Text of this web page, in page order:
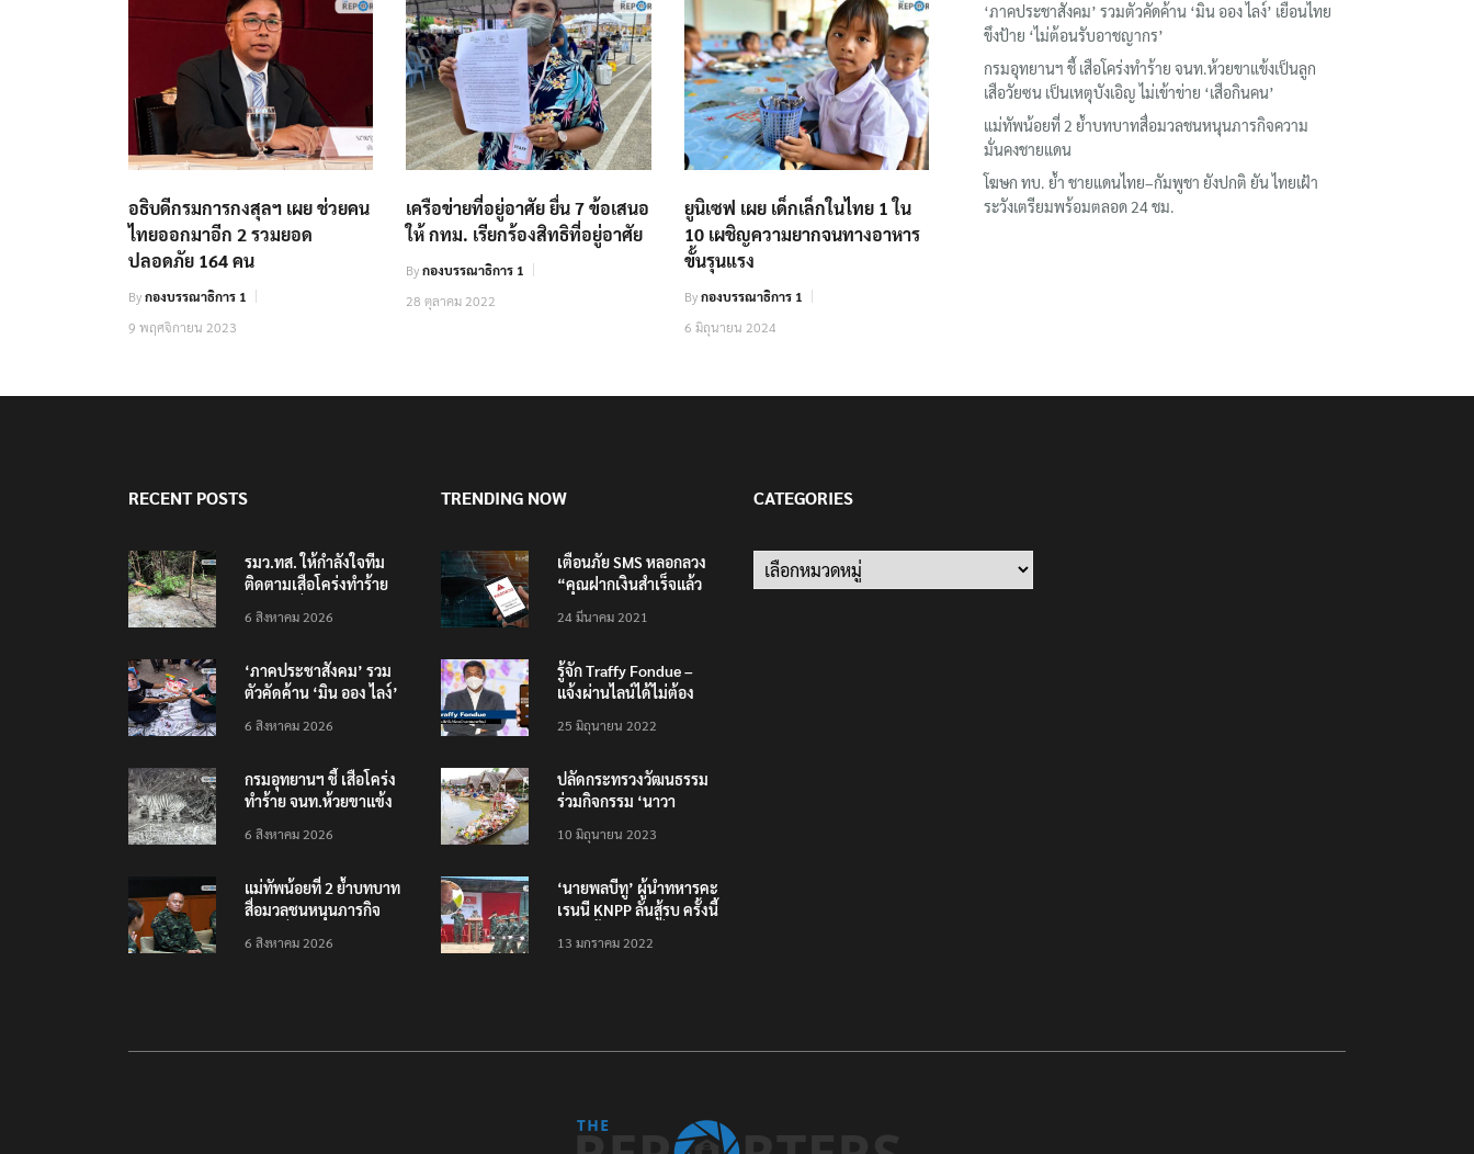
อธิบดีกรมการกงสุลฯ เผย ช่วยคน
ไทยออกมาอีก 2 รวมยอด
ปลอดภัย 164 คน
Byกองบรรณาธิการ 1
9 พฤศจิกายน 2023
เครือข่ายที่อยู่อาศัย ยื่น 7 ข้อเสนอ
ให้ กทม. เรียกร้องสิทธิที่อยู่อาศัย
Byกองบรรณาธิการ 1
28 ตุลาคม 2022
ยูนิเซฟ เผย เด็กเล็กในไทย 1 ใน
10 เผชิญความยากจนทางอาหาร
ขั้นรุนแรง
Byกองบรรณาธิการ 1
6 มิถุนายน 2024
‘ภาคประชาสังคม’ รวมตัวคัดค้าน ‘มิน ออง ไลง์’ เยือนไทย
ขึงป้าย ‘ไม่ต้อนรับอาชญากร’
กรมอุทยานฯ ชี้ เสือโคร่งทำร้าย จนท.ห้วยขาแข้งเป็นลูก
เสือวัยซน เป็นเหตุบังเอิญ ไม่เข้าข่าย ‘เสือกินคน’
แม่ทัพน้อยที่ 2 ย้ำบทบาทสื่อมวลชนหนุนภารกิจความ
มั่นคงชายแดน
โฆษก ทบ. ย้ำ ชายแดนไทย–กัมพูชา ยังปกติ ยัน ไทยเฝ้า
ระวังเตรียมพร้อมตลอด 24 ชม.
RECENT POSTS
รมว.ทส. ให้กำลังใจทีม
ติดตามเสือโคร่งทำร้าย
6 สิงหาคม 2026
‘ภาคประชาสังคม’ รวม
ตัวคัดค้าน ‘มิน ออง ไลง์’
ต้อนรับอาชญากร’
6 สิงหาคม 2026
กรมอุทยานฯ ชี้ เสือโคร่ง
ทำร้าย จนท.ห้วยขาแข้ง
บังเอิญ ไม่เข้าข่าย ‘เสือ
6 สิงหาคม 2026
แม่ทัพน้อยที่ 2 ย้ำบทบาท
สื่อมวลชนหนุนภารกิจ
6 สิงหาคม 2026
TRENDING NOW
เตือนภัย SMS หลอกลวง
“คุณฝากเงินสำเร็จแล้ว
200,000 บาท”
24 มีนาคม 2021
รู้จัก Traffy Fondue –
แจ้งผ่านไลน์ได้ไม่ต้อง
ทั่วไทย ไม่ใช่แค่ในกรุง
25 มิถุนายน 2022
ปลัดกระทรวงวัฒนธรรม
ร่วมกิจกรรม ‘นาวา
ตักบาตรทางน้ำ
10 มิถุนายน 2023
‘นายพลบีทู’ ผู้นำทหารคะ
เรนนี KNPP ลั่นสู้รบ ครั้งนี้
ประชาชนต้องชนะ
13 มกราคม 2022
CATEGORIES